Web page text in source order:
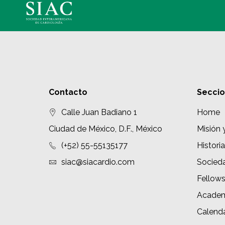
Contacto
Calle Juan Badiano 1
Ciudad de México, D.F., México
(+52) 55-55135177
siac@siacardio.com
Home
Misión
Historia
Fellows